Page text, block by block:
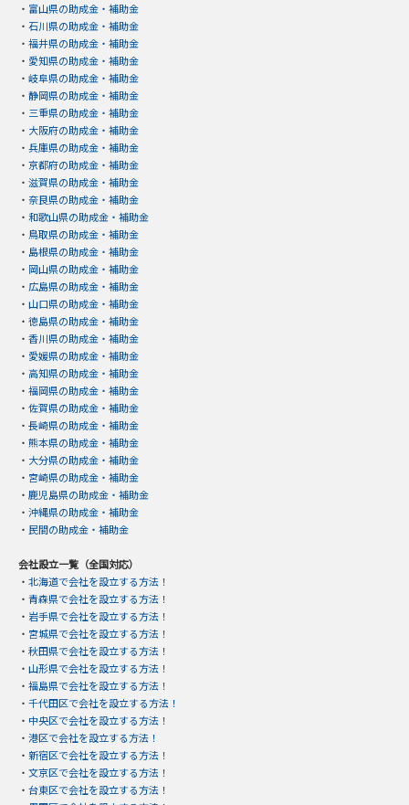
・ 富山県の助成金・補助金
・ 石川県の助成金・補助金
・ 福井県の助成金・補助金
・ 愛知県の助成金・補助金
・ 岐阜県の助成金・補助金
・ 静岡県の助成金・補助金
・ 三重県の助成金・補助金
・ 大阪府の助成金・補助金
・ 兵庫県の助成金・補助金
・ 京都府の助成金・補助金
・ 滋賀県の助成金・補助金
・ 奈良県の助成金・補助金
・ 和歌山県の助成金・補助金
・ 鳥取県の助成金・補助金
・ 島根県の助成金・補助金
・ 岡山県の助成金・補助金
・ 広島県の助成金・補助金
・ 山口県の助成金・補助金
・ 徳島県の助成金・補助金
・ 香川県の助成金・補助金
・ 愛媛県の助成金・補助金
・ 高知県の助成金・補助金
・ 福岡県の助成金・補助金
・ 佐賀県の助成金・補助金
・ 長崎県の助成金・補助金
・ 熊本県の助成金・補助金
・ 大分県の助成金・補助金
・ 宮崎県の助成金・補助金
・ 鹿児島県の助成金・補助金
・ 沖縄県の助成金・補助金
・ 民間の助成金・補助金
会社設立一覧（全国対応）
・ 北海道で会社を設立する方法！
・ 青森県で会社を設立する方法！
・ 岩手県で会社を設立する方法！
・ 宮城県で会社を設立する方法！
・ 秋田県で会社を設立する方法！
・ 山形県で会社を設立する方法！
・ 福島県で会社を設立する方法！
・ 千代田区で会社を設立する方法！
・ 中央区で会社を設立する方法！
・ 港区で会社を設立する方法！
・ 新宿区で会社を設立する方法！
・ 文京区で会社を設立する方法！
・ 台東区で会社を設立する方法！